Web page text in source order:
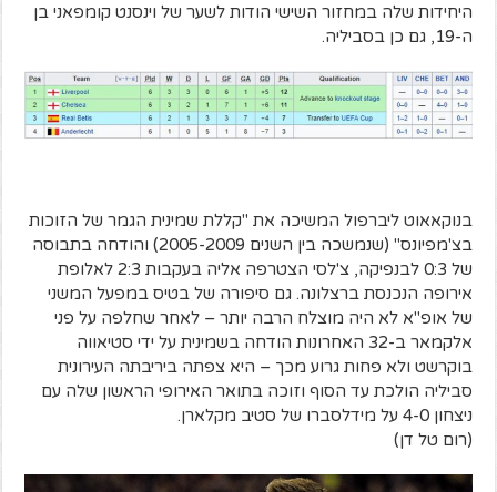
היחידות שלה במחזור השישי הודות לשער של וינסנט קומפאני בן
ה-19, גם כן בסביליה.
בנוקאאוט ליברפול המשיכה את "קללת שמינית הגמר של הזוכות
בצ'מפיונס" (שנמשכה בין השנים 2005-2009) והודחה בתבוסה
של 0:3 לבנפיקה, צ'לסי הצטרפה אליה בעקבות 2:3 לאלופת
אירופה הנכנסת ברצלונה. גם סיפורה של בטיס במפעל המשני
של אופ"א לא היה מוצלח הרבה יותר – לאחר שחלפה על פני
אלקמאר ב-32 האחרונות הודחה בשמינית על ידי סטיאווה
בוקרשט ולא פחות גרוע מכך – היא צפתה ביריבתה העירונית
סביליה הולכת עד הסוף וזוכה בתואר האירופי הראשון שלה עם
ניצחון 4-0 על מידלסברו של סטיב מקלארן.
(רום טל דן)